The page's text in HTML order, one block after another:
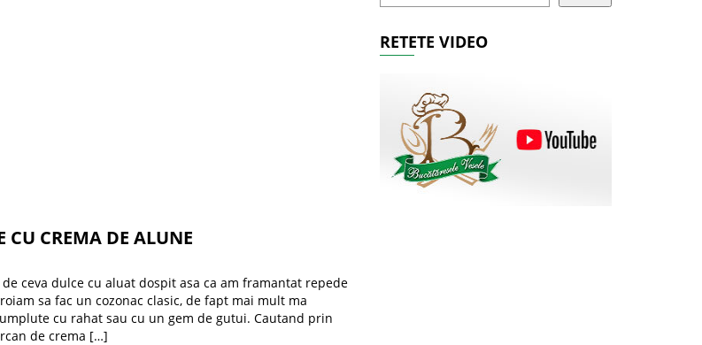
CU CREMA DE ALUNE
ceva dulce cu aluat dospit asa ca am framantat repede
sa fac un cozonac clasic, de fapt mai mult ma
cu rahat sau cu un gem de gutui. Cautand prin
de crema […]
RETETE VIDEO